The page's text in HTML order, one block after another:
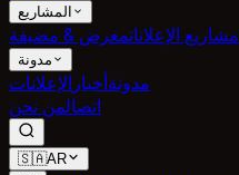
المشاريع
مشاريع الإعلاناتمعرض & مضيفة
مدونة
مدونةأخبار الإعلانات
اتصالمن نحن
🇸🇦AR